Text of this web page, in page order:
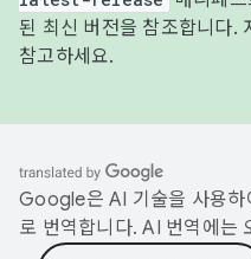
된 최신 버전을 참조합니다.
참고하세요.
Google은 AI 기술을 사용하
로 번역합니다. AI 번역에는